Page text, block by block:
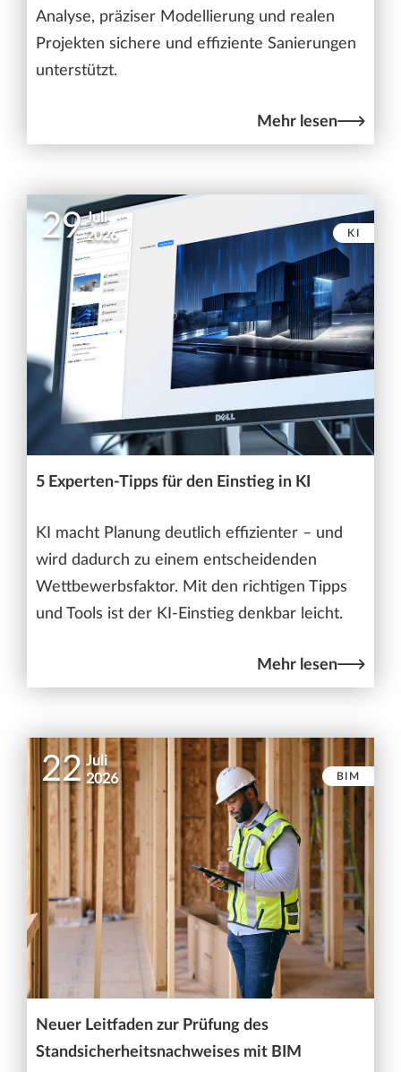
Analyse, präziser Modellierung und realen
Projekten sichere und effiziente Sanierungen
unterstützt.
Mehr lesen
29 Juli
2026
KI
5 Experten-Tipps für den Einstieg in KI
KI macht Planung deutlich effizienter – und
wird dadurch zu einem entscheidenden
Wettbewerbsfaktor. Mit den richtigen Tipps
und Tools ist der KI-Einstieg denkbar leicht.
Mehr lesen
22 Juli
2026
BIM
Neuer Leitfaden zur Prüfung des
Standsicherheitsnachweises mit BIM